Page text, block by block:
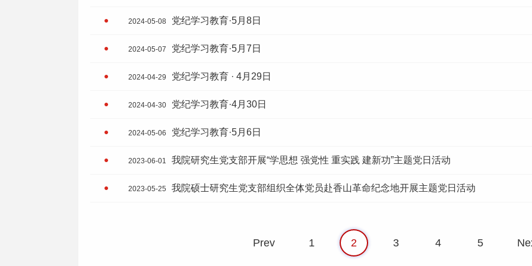
2024-05-08 党纪学习教育·5月8日
2024-05-07 党纪学习教育·5月7日
2024-04-29 党纪学习教育 · 4月29日
2024-04-30 党纪学习教育·4月30日
2024-05-06 党纪学习教育·5月6日
2023-06-01 我院研究生党支部开展“学思想 强党性 重实践 建新功”主题党日活动
2023-05-25 我院硕士研究生党支部组织全体党员赴香山革命纪念地开展主题党日活动
Prev 1 2 3 4 5